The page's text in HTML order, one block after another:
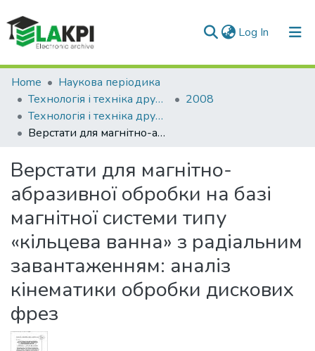
Log In (current)
Communities & Collections
All of DSpace
Statistics
Home
Наукова періодика
Технологія і техніка друкарства
2008
Технологія і техніка друкарства: збірник наукових праць, Вип. 2(20)
Верстати для магнітно-абразивної обробки на базі магнітної системи типу «кільцева ванна» з радіальним завантаженням: аналіз кінематики обробки дискових фрез
Верстати для магнітно-
абразивної обробки на базі
магнітної системи типу
«кільцева ванна» з радіальним
завантаженням: аналіз
кінематики обробки дискових
фрез